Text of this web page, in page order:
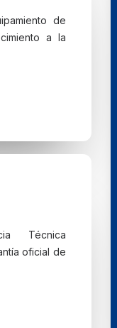
de
a la
Técnica
oficial de